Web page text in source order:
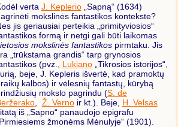
verta J. Keplerio„Sapną“ (1634)
mokslinės fantastikos kontekste?
jis geriausiai perteikia „primityviosios“
formą ir netgi gali būti laikomas
mokslinės fantastikospirmtaku. Jis
„trūkstama grandis“ tarp grynosios
(pvz., Lukiano„Tikrosios istorijos“,
beje, J. Kepleris išvertė, kad pramoktų
kalbos) ir vėlesnių fantastų, kūrybą
mokslo pagrindu (S. de
, Ž. Vernoir kt.). Beje, H. Velsas
iš „Sapno“ panaudojo epigrafu
„Pirmiesiems žmonėms Mėnulyje“ (1901).